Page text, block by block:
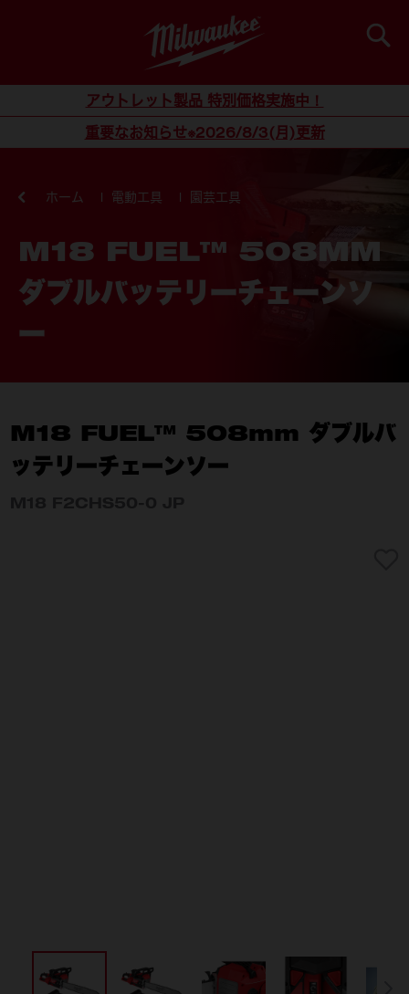
検索
コンテンツにスキップアウトレット製品 特別価格実施中！
重要なお知らせ※2026/8/3(月)更新
ホーム 電動工具 園芸工具
M18 FUEL™ 508MM
ダブルバッテリーチェーンソ
ー
M18 FUEL™ 508mm ダブルバ
ッテリーチェーンソー